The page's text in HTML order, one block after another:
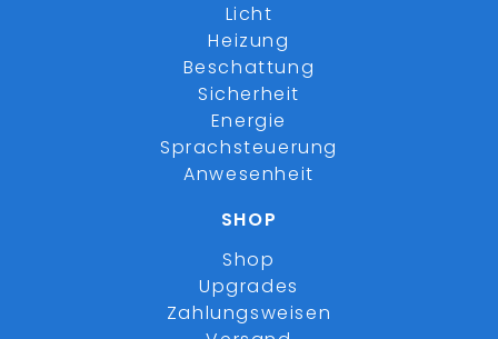
Licht
Heizung
Beschattung
Sicherheit
Energie
Sprachsteuerung
Anwesenheit
SHOP
Shop
Upgrades
Zahlungsweisen